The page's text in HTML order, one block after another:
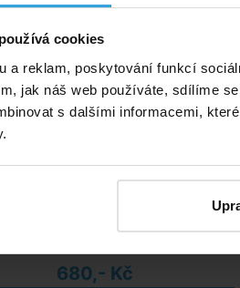
cookies
a reklam, poskytování funkcí
jak náš web používáte, sdílíme
s dalšími informacemi,
v úterý u vás
680,- Kč